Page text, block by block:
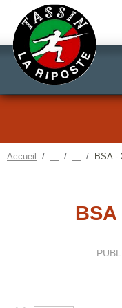
Accueil BSA -
BSA
Panneau de gestion des